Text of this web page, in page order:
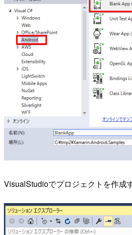
VisualStudioでプロジェクトを作成